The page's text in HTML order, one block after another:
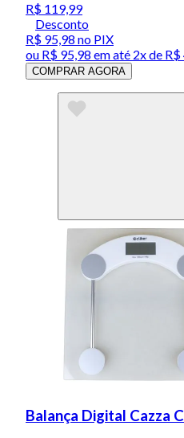
R$ 119,99
Desconto
R$ 95,98 no PIX
ou R$ 95,98 em até 2x de
COMPRAR AGORA
Balança Digital Cazza